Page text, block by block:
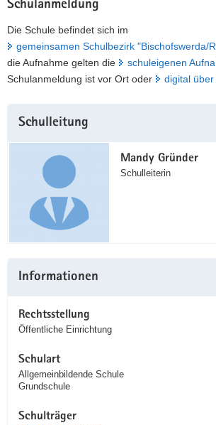
Schulanmeldung
Die Schule befindet sich im
gemeinsamen Schulbezirk "Bischofswerda/
die Aufnahme gelten die
schuleigenen
Schulanmeldung ist vor Ort oder
digital über
Information
Schulleitung
Mandy Gründer
Schulleiterin
Informationen
Rechtsstellung
Öffentliche Einrichtung
Schulart
Allgemeinbildende Schule
Grundschule
Schulträger